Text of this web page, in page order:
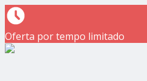
Oferta por tempo limitado